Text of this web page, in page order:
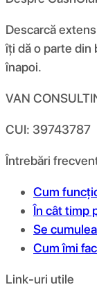
Descarcă
îți dă o parte din
înapoi.
VAN
CUI: 39743787
Întrebări
Cum
În cât timp
Se
Cum îmi
Link-uri utile